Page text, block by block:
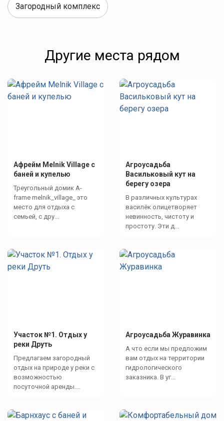
Загородный комплекс
Другие места рядом
Афрейм Melnik Village с
баней и купелью
Треугольный домик A-
frame melnik_village_ это
место для отдыха с
семьей, с дру...
Агроусадьба
Васильковый кут на
берегу озера
В различных культурах
василёк олицетворяет
невинность, чистоту и
простоту. Эти д...
Участок №1. Отдых у
реки Друть
Предлагаем загородный
отдых на природе у реки с
возможностью
посуточной аренды....
Агроусадьба Журавинка
А что если мы предложим
вам отдых на территории
гидрологического
заказника. В уг...